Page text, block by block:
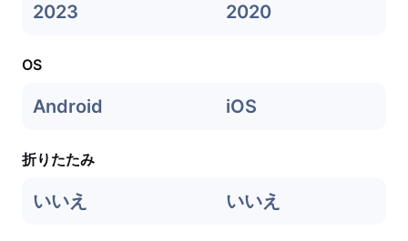
2023 2020
OS
Android iOS
折りたたみ
いいえ いいえ